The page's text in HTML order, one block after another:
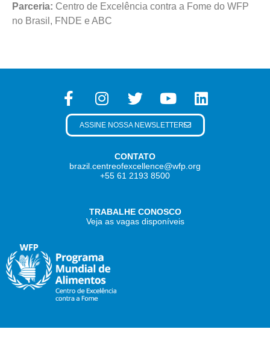
Parceria: Centro de Excelência contra a Fome do WFP
no Brasil, FNDE e ABC
CONTATO
brazil.centreofexcellence@wfp.org
+55 61 2193 8500
TRABALHE CONOSCO
Veja as vagas disponíveis
ASSINE NOSSA NEWSLETTER